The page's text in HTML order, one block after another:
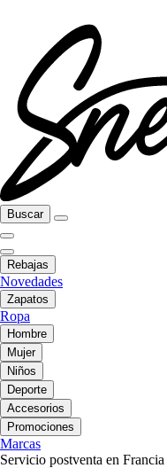
Buscar
Rebajas
Novedades
Zapatos
Ropa
Hombre
Mujer
Niños
Deporte
Accesorios
Promociones
Marcas
Servicio postventa en Francia